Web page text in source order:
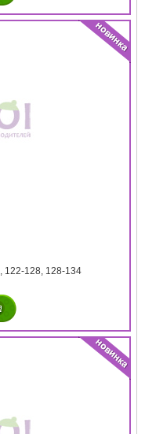
, 122-128, 128-134